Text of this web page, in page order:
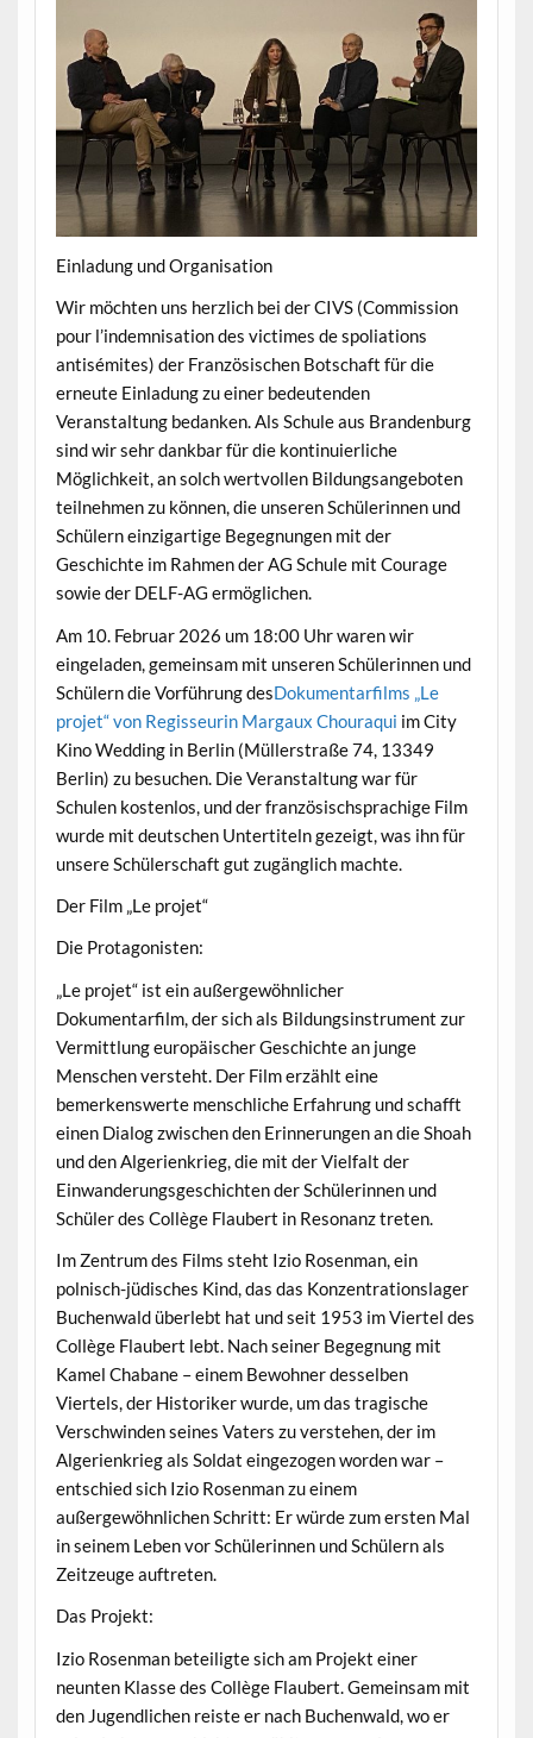
Einladung und Organisation
Wir möchten uns herzlich bei der CIVS (Commission
pour l’indemnisation des victimes de spoliations
antisémites) der Französischen Botschaft für die
erneute Einladung zu einer bedeutenden
Veranstaltung bedanken. Als Schule aus Brandenburg
sind wir sehr dankbar für die kontinuierliche
Möglichkeit, an solch wertvollen Bildungsangeboten
teilnehmen zu können, die unseren Schülerinnen und
Schülern einzigartige Begegnungen mit der
Geschichte im Rahmen der AG Schule mit Courage
sowie der DELF-AG ermöglichen.
Am 10. Februar 2026 um 18:00 Uhr waren wir
eingeladen, gemeinsam mit unseren Schülerinnen und
Schülern die Vorführung desDokumentarfilms „Le
projet“ von Regisseurin Margaux Chouraqui im City
Kino Wedding in Berlin (Müllerstraße 74, 13349
Berlin) zu besuchen. Die Veranstaltung war für
Schulen kostenlos, und der französischsprachige Film
wurde mit deutschen Untertiteln gezeigt, was ihn für
unsere Schülerschaft gut zugänglich machte.
Der Film „Le projet“
Die Protagonisten:
„Le projet“ ist ein außergewöhnlicher
Dokumentarfilm, der sich als Bildungsinstrument zur
Vermittlung europäischer Geschichte an junge
Menschen versteht. Der Film erzählt eine
bemerkenswerte menschliche Erfahrung und schafft
einen Dialog zwischen den Erinnerungen an die Shoah
und den Algerienkrieg, die mit der Vielfalt der
Einwanderungsgeschichten der Schülerinnen und
Schüler des Collège Flaubert in Resonanz treten.
Im Zentrum des Films steht Izio Rosenman, ein
polnisch-jüdisches Kind, das das Konzentrationslager
Buchenwald überlebt hat und seit 1953 im Viertel des
Collège Flaubert lebt. Nach seiner Begegnung mit
Kamel Chabane – einem Bewohner desselben
Viertels, der Historiker wurde, um das tragische
Verschwinden seines Vaters zu verstehen, der im
Algerienkrieg als Soldat eingezogen worden war –
entschied sich Izio Rosenman zu einem
außergewöhnlichen Schritt: Er würde zum ersten Mal
in seinem Leben vor Schülerinnen und Schülern als
Zeitzeuge auftreten.
Das Projekt:
Izio Rosenman beteiligte sich am Projekt einer
neunten Klasse des Collège Flaubert. Gemeinsam mit
den Jugendlichen reiste er nach Buchenwald, wo er